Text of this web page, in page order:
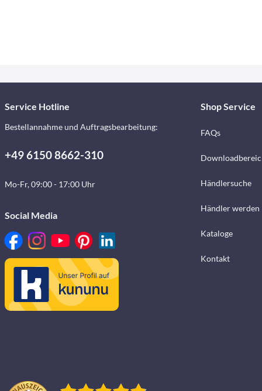
Service Hotline
Bestellannahme und Auftragsbearbeitung:
+49 6150 8662-310
Mo-Fr, 09:00 - 17:00 Uhr
Social Media
Shop Service
FAQs
Händlersuche
Händler werden
Kataloge
Kontakt